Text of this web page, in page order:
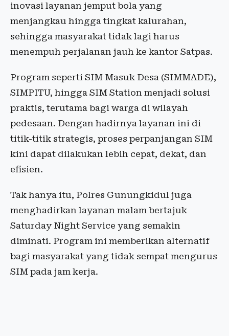
inovasi layanan jemput bola yang
menjangkau hingga tingkat kalurahan,
sehingga masyarakat tidak lagi harus
menempuh perjalanan jauh ke kantor Satpas.
Program seperti SIM Masuk Desa (SIMMADE),
SIMPITU, hingga SIM Station menjadi solusi
praktis, terutama bagi warga di wilayah
pedesaan. Dengan hadirnya layanan ini di
titik-titik strategis, proses perpanjangan SIM
kini dapat dilakukan lebih cepat, dekat, dan
efisien.
Tak hanya itu, Polres Gunungkidul juga
menghadirkan layanan malam bertajuk
Saturday Night Service yang semakin
diminati. Program ini memberikan alternatif
bagi masyarakat yang tidak sempat mengurus
SIM pada jam kerja.